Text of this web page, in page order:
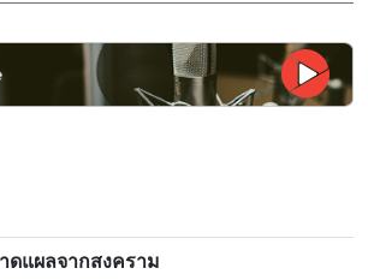
ดแผลจากสงคราม